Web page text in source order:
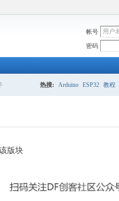
帐号
密码
热搜: Arduino ESP32 教程
版块